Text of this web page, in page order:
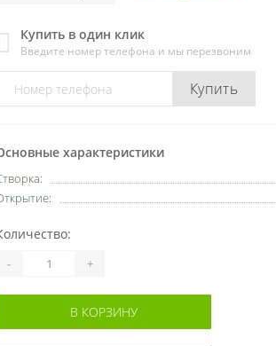
Купить в один клик
Введите номер телефона и мы перезвоним
Купить
характеристики
- +
В КОРЗИНУ